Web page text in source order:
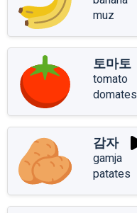
muz
토마토
tomato
domates
감자
gamja
patates